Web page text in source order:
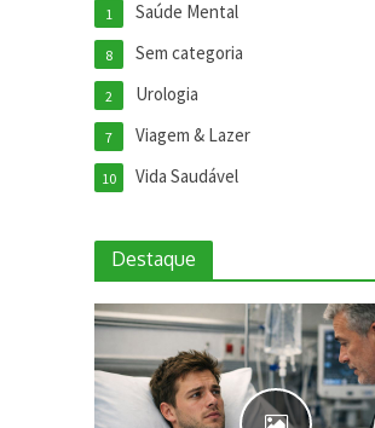
Saúde Mental
1
Sem categoria
8
Urologia
2
Viagem & Lazer
7
Vida Saudável
10
Destaque